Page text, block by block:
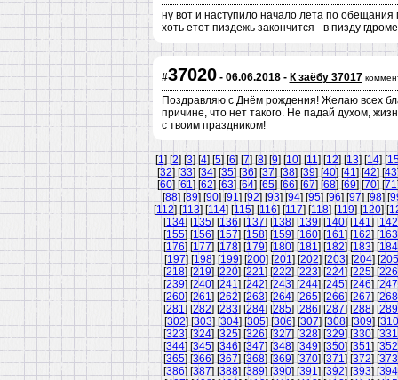
ну вот и наступило начало лета по обещания
хоть етот пиздежь закончится - в пизду
#37020- 06.06.2018 - К заёбу 37017
Поздравляю с Днём рождения! Желаю всех
причине, что нет такого. Не падай духом,
с твоим праздником!
[1] [2] [3] [4] [5] [6] [7] [8] [9] [10] [11] [12] [13] [14] [
[32] [33] [34] [35] [36] [37] [38] [39] [40] [41] [42] [43
[60] [61] [62] [63] [64] [65] [66] [67] [68] [69] [70] [71
[88] [89] [90] [91] [92] [93] [94] [95] [96] [97] [98] [
[112] [113] [114] [115] [116] [117] [118] [119] [120] [
[134] [135] [136] [137] [138] [139] [140] [141] [142
[155] [156] [157] [158] [159] [160] [161] [162] [163
[176] [177] [178] [179] [180] [181] [182] [183] [184
[197] [198] [199] [200] [201] [202] [203] [204] [205
[218] [219] [220] [221] [222] [223] [224] [225] [226
[239] [240] [241] [242] [243] [244] [245] [246] [247
[260] [261] [262] [263] [264] [265] [266] [267] [268
[281] [282] [283] [284] [285] [286] [287] [288] [289
[302] [303] [304] [305] [306] [307] [308] [309] [310
[323] [324] [325] [326] [327] [328] [329] [330] [331
[344] [345] [346] [347] [348] [349] [350] [351] [352
[365] [366] [367] [368] [369] [370] [371] [372] [373
[386] [387] [388] [389] [390] [391] [392] [393] [394